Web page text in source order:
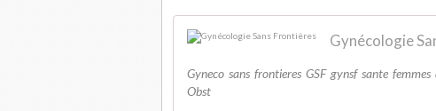
Gynécologie
Gyneco sans frontieres GSF gynsf sante
Obst